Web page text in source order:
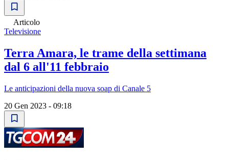
Articolo
Televisione
Terra Amara, le trame della settimana
dal 6 all'11 febbraio
Le anticipazioni della nuova soap di Canale 5
20 Gen 2023 - 09:18